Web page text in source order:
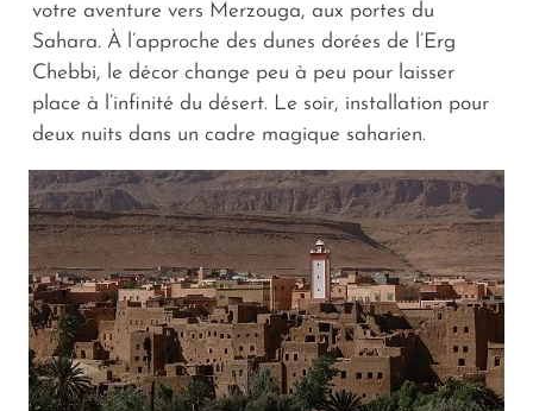
votre aventure vers Merzouga, aux portes du
Sahara. À l’approche des dunes dorées de l’Erg
Chebbi, le décor change peu à peu pour laisser
place à l’infinité du désert. Le soir, installation pour
deux nuits dans un cadre magique saharien.